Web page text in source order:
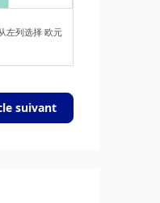
左列选择 欧元
suivant